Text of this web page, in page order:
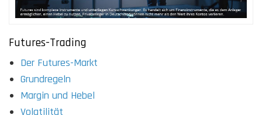
Futures-Trading
Der Futures-Markt
Grundregeln
Margin und Hebel
Volatilität